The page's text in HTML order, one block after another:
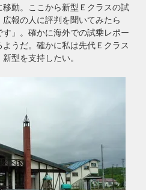
動。ここから新型Ｅクラスの試
報の人に評判を聞いてみたら
す」。確かに海外での試乗レポー
うだ。確かに私は先代Ｅクラス
型を支持したい。